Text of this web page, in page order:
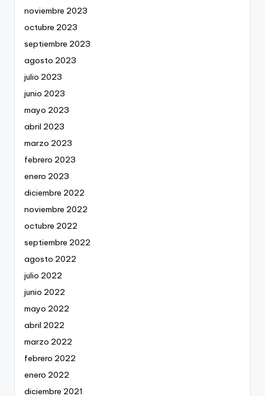
noviembre 2023
octubre 2023
septiembre 2023
agosto 2023
julio 2023
junio 2023
mayo 2023
abril 2023
marzo 2023
febrero 2023
enero 2023
diciembre 2022
noviembre 2022
octubre 2022
septiembre 2022
agosto 2022
julio 2022
junio 2022
mayo 2022
abril 2022
marzo 2022
febrero 2022
enero 2022
diciembre 2021